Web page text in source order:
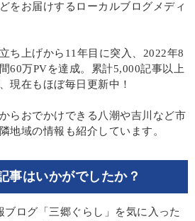
をお届けするローカルブログメディ
ち上げから11年目に突入、2022年8
60万PVを達成。累計5,000記事以上
現在もほぼ毎日更新中！
らおでかけできる八潮や吉川など市
地域の情報も紹介しています。
事はいかがでしたか？
ログ「三郷ぐらし」を気に入った